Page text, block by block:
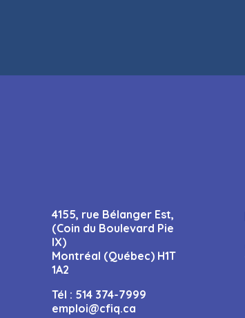
4155, rue Bélanger Est,
(Coin du Boulevard Pie
IX)
Montréal (Québec) H1T
1A2
Tél : 514 374-7999
emploi@cfiq.ca